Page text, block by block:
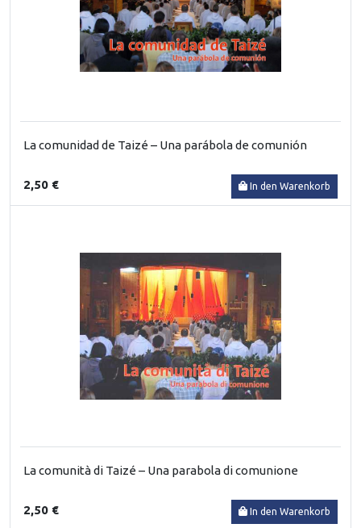
La comunidad de Taizé – Una parábola de comunión
2,50 € In den Warenkorb
La comunità di Taizé – Una parabola di comunione
2,50 € In den Warenkorb